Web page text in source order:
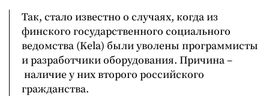
Так, стало известно о случаях, когда из
финского государственного социального
ведомства (Kela) были уволены программисты
и разработчики оборудования. Причина –
наличие у них второго российского
гражданства.